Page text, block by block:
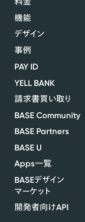
料金
機能
デザイン
事例
PAY ID
YELL BANK
請求書買い取り
BASE Community
BASE Partners
BASE U
Apps一覧
BASEデザイン
マーケット
開発者向けAPI